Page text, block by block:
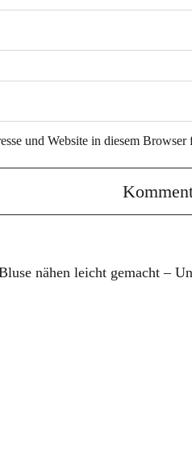
und Website in diesem Browser
nähen leicht gemacht –